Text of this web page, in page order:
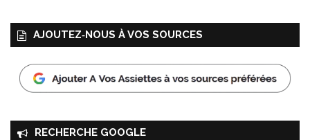
AJOUTEZ‑NOUS À VOS SOURCES
RECHERCHE GOOGLE